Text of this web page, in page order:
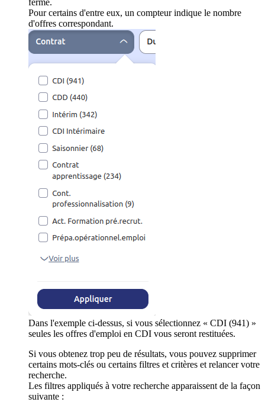
Pour certains d'entre eux, un compteur indique le nombre
d'offres correspondant.
Dans l'exemple ci-dessus, si vous sélectionnez « CDI (941) »
seules les offres d'emploi en CDI vous seront restituées.
Si vous obtenez trop peu de résultats, vous pouvez supprimer
certains mots-clés ou certains filtres et critères et relancer votre
recherche.
Les filtres appliqués à votre recherche apparaissent de la façon
suivante :